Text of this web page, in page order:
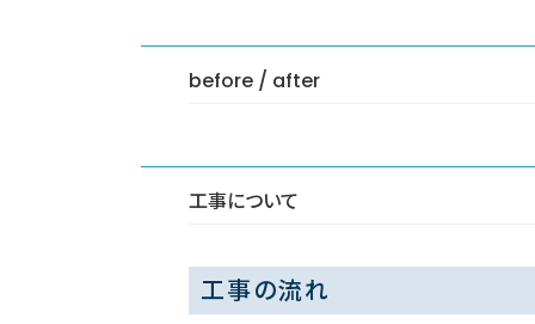
before / after
工事について
工事の流れ